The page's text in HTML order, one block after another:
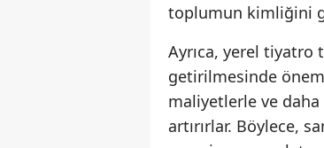
toplumun kimliğini
Ayrıca, yerel tiyatro
getirilmesinde
maliyetlerle ve
artırırlar. Böylece,